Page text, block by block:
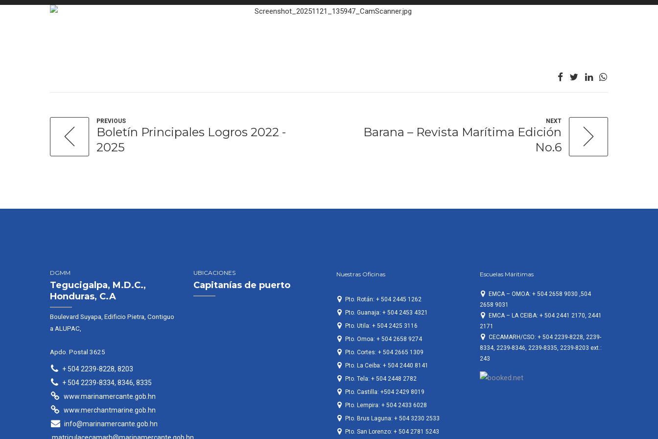
PREVIOUS
Boletín Principales Logros 2022 -
2025
NEXT
Barana – Revista Marítima Edición
No.6
DGMM
Tegucigalpa, M.D.C.,
Honduras, C.A
Boulevard Suyapa, Edificio Pietra, Contiguo
a ALUPAC,
Apdo. Postal 3625
+ 504 2239-8228, 8203
+ 504 2239-8334, 8346, 8335
www.marinamercante.gob.hn
www.merchantmarine.gob.hn
info@marinamercante.gob.hn
UBICACIONES
Capitanías de puerto
Nuestras Oficinas
Pto. Rotán: + 504 2445 1262
Pto. Guanaja: + 504 2453 4321
Pto. Utila: + 504 2425 3116
Pto. Omoa: + 504 2658 9274
Pto. Cortes: + 504 2665 1309
Pto. La Ceiba: + 504 2440 8141
Pto. Tela: + 504 2448 2782
Pto. Castilla: +504 2429 8019
Pto. Lempira: + 504 2433 6028
Pto. Brus Laguna: + 504 3230 2533
Pto. San Lorenzo: + 504 2781 5243
Escuelas Máritimas
EMCA – OMOA: + 504 2658 9030 ,504
2658 9031
EMCA – LA CEIBA: + 504 2441 2170, 2441
2171
CECAMARH/CSO: + 504 2239-8228, 2239-
8334, 2239-8346, 2239-8335, 2239-8203 ext.:
243